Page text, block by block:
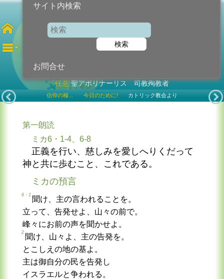
サイト内検索
検索
お問合せ
第16月曜日
任意聖アポリナーリス 司教殉教者
信仰の糧... 今日のために! カトリック教会より
第一朗読
ミカ6・1-4、6-8
正義を行い、慈しみを愛しへりくだって
神と共に歩むこと、これである。
ミカの預言
6・1
聞け、主の言われることを。
立って、告発せよ、山々の前で。
峰々にお前の声を聞かせよ。
2
聞け、山々よ、主の告発を。
とこしえの地の基よ。
主は御自分の民を告発し
イスラエルと争われる。